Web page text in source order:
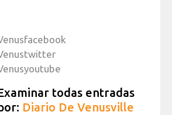
todas entradas
Diario De Venusville